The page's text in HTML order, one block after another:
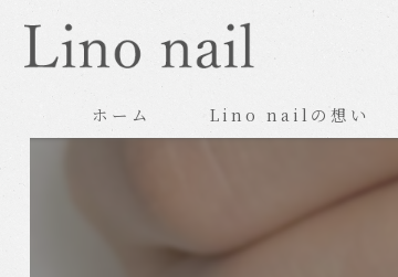
ホーム Lino nailの想い